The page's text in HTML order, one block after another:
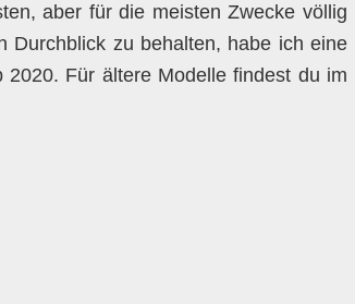
aber für die meisten Zwecke völlig
Durchblick zu behalten, habe ich eine
2020. Für ältere Modelle findest du im